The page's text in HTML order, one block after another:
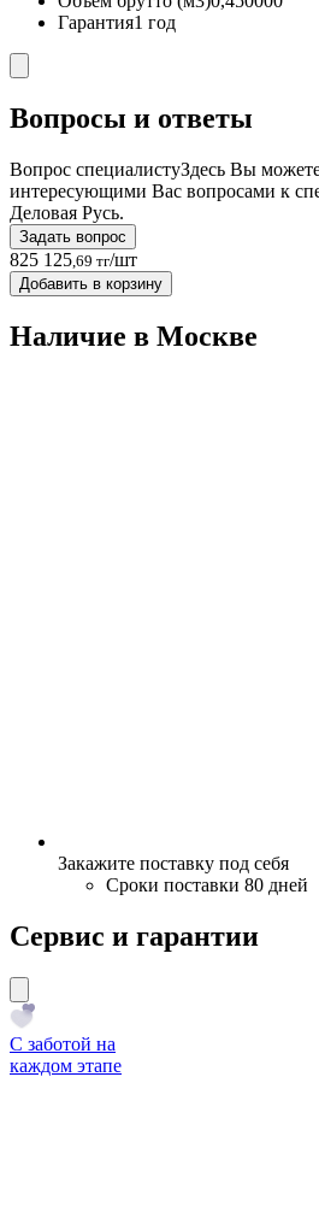
Гарантия1 год
Вопросы и ответы
Вопрос специалистуЗдесь Вы
интересующими Вас вопросами к
Деловая Русь.
Задать вопрос
825 125 ,69 тг/шт
Добавить в корзину
Наличие в Москвe
Закажите поставку под себя
Сроки поставки 80 дней
Сервис и гарантии
С заботой на
каждом этапе